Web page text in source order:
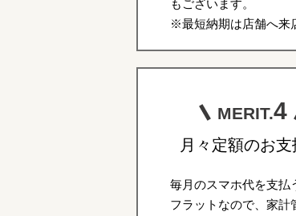
もございます。
※最短納期は店舗へ来
MERIT.4
月々定額のお支
毎月のスマホ代を支払
フラットなので、家計